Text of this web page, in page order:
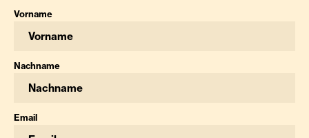
Vorname
Nachname
Email